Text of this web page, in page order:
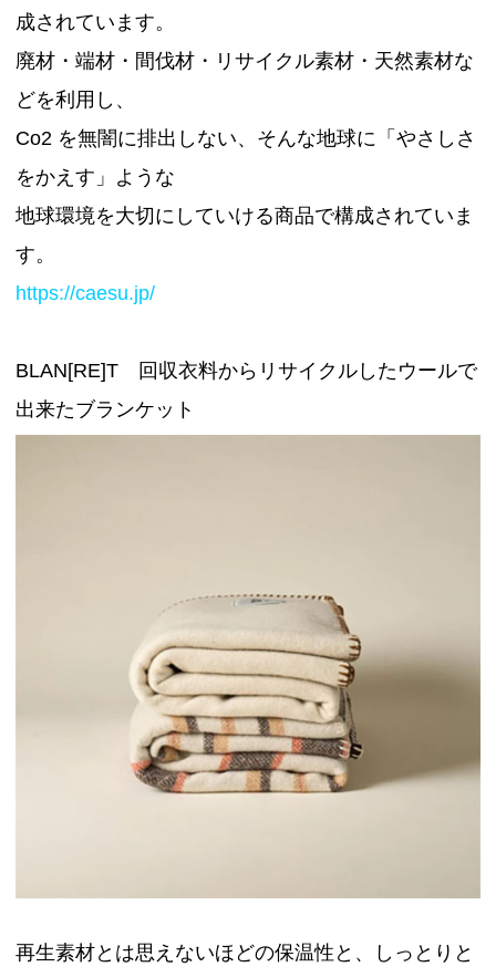
成されています。
廃材・端材・間伐材・リサイクル素材・天然素材な
どを利用し、
Co2 を無闇に排出しない、そんな地球に「やさしさ
をかえす」ような
地球環境を大切にしていける商品で構成されていま
す。
https://caesu.jp/
BLAN[RE]T 回収衣料からリサイクルしたウールで
出来たブランケット
再生素材とは思えないほどの保温性と、しっとりと